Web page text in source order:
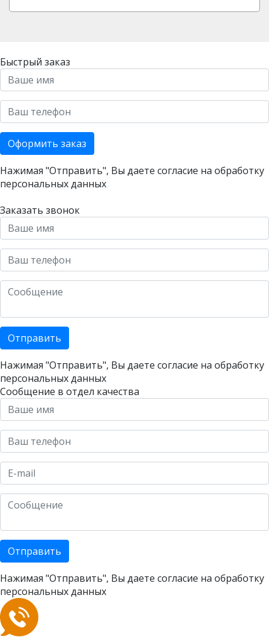
Быстрый заказ
Оформить заказ
Нажимая "Отправить", Вы даете согласие на обработку
персональных данных
Заказать звонок
Отправить
Нажимая "Отправить", Вы даете согласие на обработку
персональных данных
Сообщение в отдел качества
Отправить
Нажимая "Отправить", Вы даете согласие на обработку
персональных данных